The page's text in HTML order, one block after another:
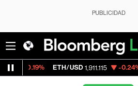
PUBLICIDAD
ETH/USD 1,911.115 -0.24% Visa 368.22